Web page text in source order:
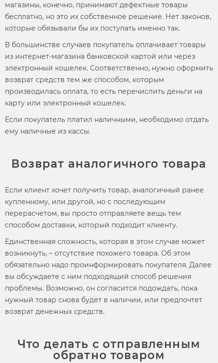
магазины, конечно, принимают дефектные товары
бесплатно, но это их собственное решение. Нет законов,
которые обязывали бы их поступать именно так.
В большинстве случаев покупатель оплачивает товары
из интернет-магазина банковской картой или через
электронный кошелек. Соответственно, нужно оформить
возврат средств тем же способом, которым
производилась оплата, то есть перечислить деньги на
карту или электронный кошелек.
Если покупатель платил наличными, необходимо отдать
ему наличные из кассы.
Возврат аналогичного товара
Если клиент хочет получить товар, аналогичный ранее
купленному, или другой, но с последующим
перерасчетом, вы просто отправляете вещь тем
способом доставки, который подходит клиенту.
Единственная сложность, которая в этом случае может
возникнуть, – отсутствие похожего товара. Об этом
обязательно надо проинформировать покупателя. Далее
вы обсуждаете с ним подходящий способ решения
проблемы. Возможно, он согласится подождать, пока
нужный товар снова будет в наличии, или предпочтет
возврат денежных средств.
Что делать с отправленным
обратно товаром